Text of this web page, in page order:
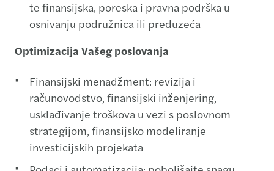
te finansijska, poreska i pravna podrška u
osnivanju podružnica ili preduzeća
Optimizacija Vašeg poslovanja
Finansijski menadžment: revizija i
računovodstvo, finansijski inženjering,
usklađivanje troškova u vezi s poslovnom
strategijom, finansijsko modeliranje
investicijskih projekata